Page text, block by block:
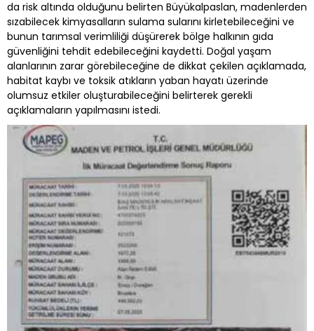
da risk altında olduğunu belirten Büyükalpaslan, madenlerden
sızabilecek kimyasalların sulama sularını kirletebileceğini ve
bunun tarımsal verimliliği düşürerek bölge halkının gıda
güvenliğini tehdit edebileceğini kaydetti. Doğal yaşam
alanlarının zarar görebileceğine de dikkat çekilen açıklamada,
habitat kaybı ve toksik atıkların yaban hayatı üzerinde
olumsuz etkiler oluşturabileceğini belirterek gerekli
açıklamaların yapılmasını istedi.